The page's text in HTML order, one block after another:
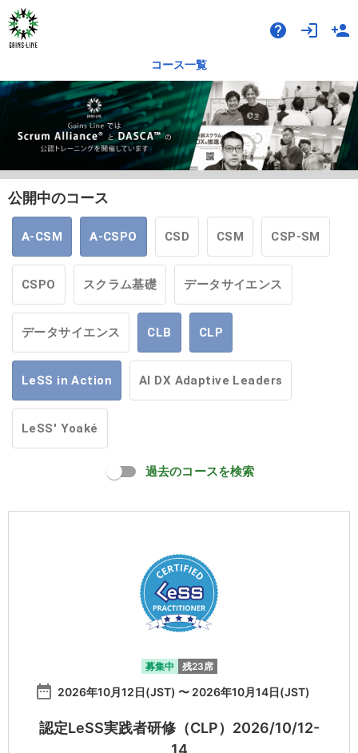
help login person_add
コース一覧
公開中のコース
A-CSM A-CSPO CSD CSM CSP-SM
CSPO スクラム基礎 データサイエンス
データサイエンス CLB CLP
LeSS in Action AI DX Adaptive Leaders
LeSS' Yoaké
過去のコースを検索
募集中 残23席
date_range 2026年10月12日(JST) 〜 2026年10月14日(JST)
認定LeSS実践者研修（CLP）2026/10/12-